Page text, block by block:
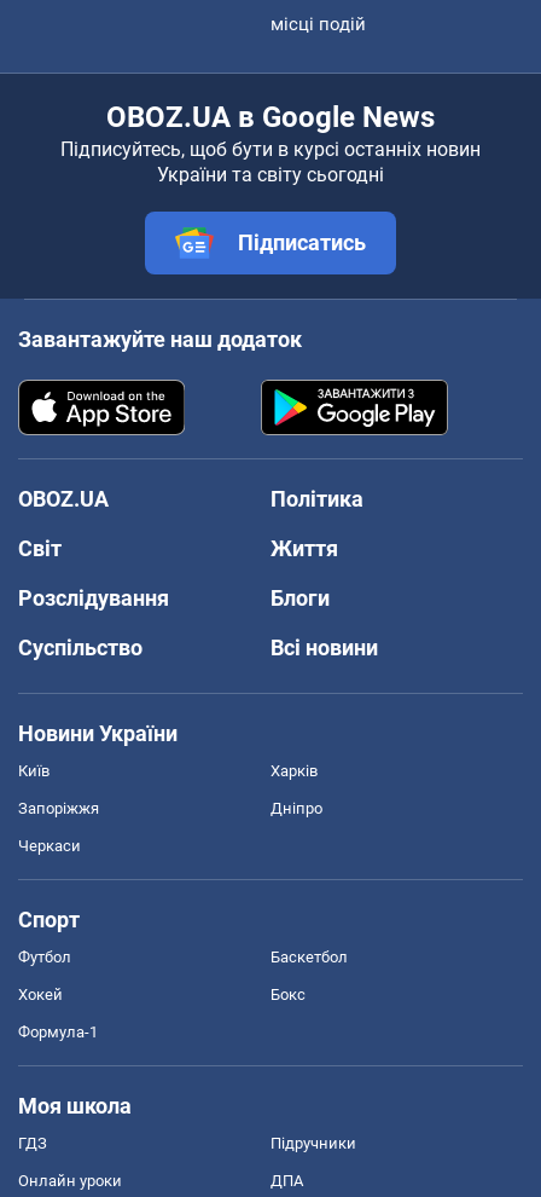
місці подій
OBOZ.UA в Google News
Підписуйтесь, щоб бути в курсі останніх новин
України та світу сьогодні
Підписатись
Завантажуйте наш додаток
OBOZ.UA
Політика
Світ
Життя
Розслідування
Блоги
Суспільство
Всі новини
Новини України
Київ Харків
Запоріжжя Дніпро
Черкаси
Спорт
Футбол Баскетбол
Хокей Бокс
Формула-1
Моя школа
ГДЗ Підручники
Онлайн уроки ДПА